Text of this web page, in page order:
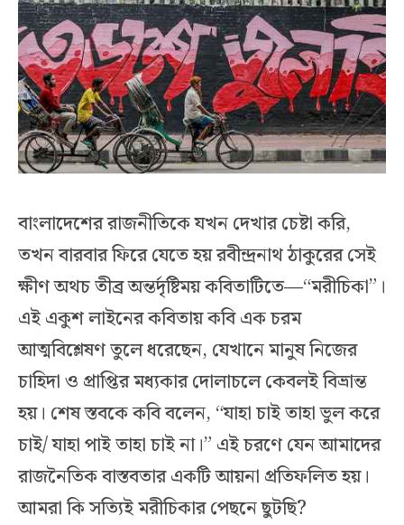
বাংলাদেশের রাজনীতিকে যখন দেখার চেষ্টা করি,
তখন বারবার ফিরে যেতে হয় রবীন্দ্রনাথ ঠাকুরের সেই
ক্ষীণ অথচ তীব্র অন্তর্দৃষ্টিময় কবিতাটিতে—“মরীচিকা”।
এই একুশ লাইনের কবিতায় কবি এক চরম
আত্মবিশ্লেষণ তুলে ধরেছেন, যেখানে মানুষ নিজের
চাহিদা ও প্রাপ্তির মধ্যকার দোলাচলে কেবলই বিভ্রান্ত
হয়। শেষ স্তবকে কবি বলেন, “যাহা চাই তাহা ভুল করে
চাই/ যাহা পাই তাহা চাই না।” এই চরণে যেন আমাদের
রাজনৈতিক বাস্তবতার একটি আয়না প্রতিফলিত হয়।
আমরা কি সত্যিই মরীচিকার পেছনে ছুটছি?